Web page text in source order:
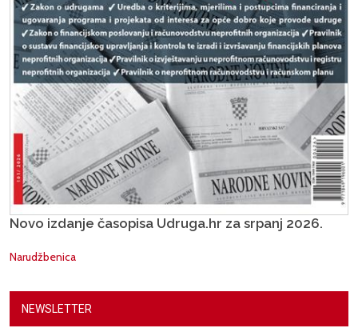
Novo izdanje časopisa Udruga.hr za srpanj 2026.
Narudžbenica
NEWSLETTER